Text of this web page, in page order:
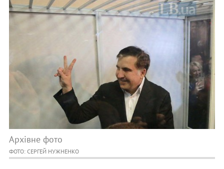
Архівне фото
ФОТО: СЕРГЕЙ НУЖНЕНКО